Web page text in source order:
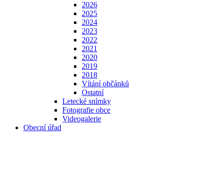
2026
2025
2024
2023
2022
2021
2020
2019
2018
Vítání občánků
Ostatní
Letecké snímky
Fotografie obce
Videogalerie
Obecní úřad